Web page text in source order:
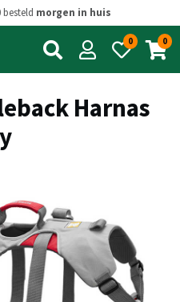
morgen in huis
0 0
Harnas